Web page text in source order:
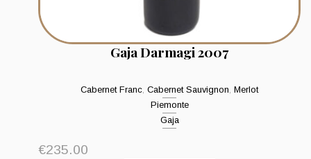
Gaja Darmagi 2007
Cabernet Franc Cabernet Sauvignon Merlot
Piemonte
Gaja
€235.00